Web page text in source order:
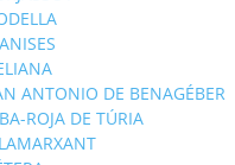
ANTONIO DE BENAGÉBER
ROJA DE TÚRIA